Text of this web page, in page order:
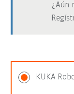
¿Aún
KUKA